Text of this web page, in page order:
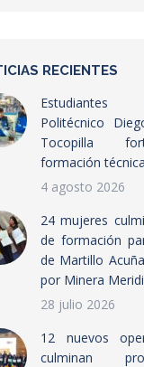
RECIENTES
Politécnico
Tocopilla
formación
4 agosto 2026
24 mujeres
de formación
de Martillo
por Minera
28 julio 2026
12 nuevos
culminan